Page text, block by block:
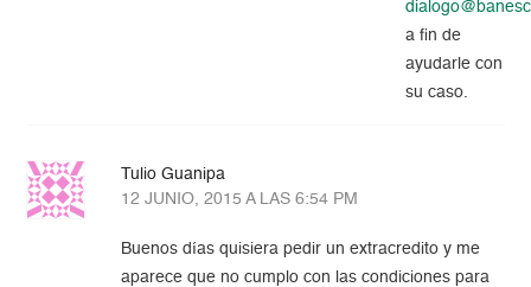
a fin de
ayudarle con
su caso.
Tulio Guanipa
12 JUNIO, 2015 A LAS 6:54 PM
Buenos días quisiera pedir un extracredito y me
aparece que no cumplo con las condiciones para